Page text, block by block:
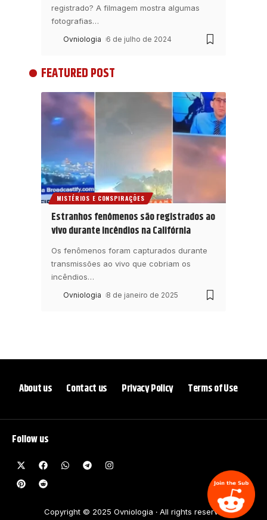
registrado? A filmagem mostra algumas
fotografias…
Ovniologia 6 de julho de 2024
FEATURED POST
MISTÉRIOS E CONSPIRAÇÕES
Estranhos fenômenos são registrados ao
vivo durante incêndios na Califórnia
Os fenômenos foram capturados durante
transmissões ao vivo que cobriam os
incêndios…
Ovniologia 8 de janeiro de 2025
Follow us
Copyright © 2025 Ovniologia ‧ All rights reserve
About us Contact us Privacy Policy Terms of Use